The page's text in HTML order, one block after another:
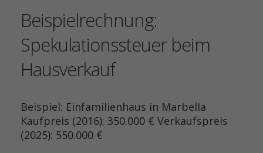
Beispielrechnung:
Spekulationssteuer beim
Hausverkauf
Beispiel: Einfamilienhaus in Marbella
Kaufpreis (2016): 350.000 € Verkaufspreis
(2025): 550.000 €